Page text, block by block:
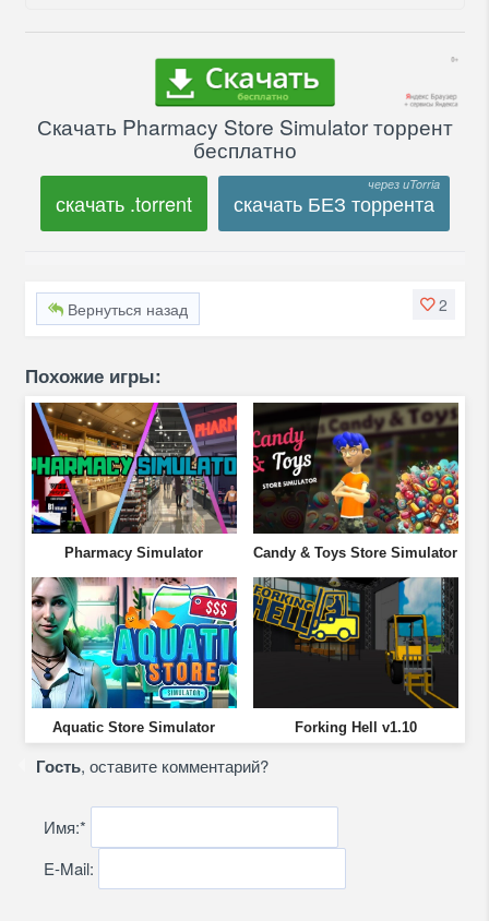
Скачать Pharmacy Store Simulator торрент
бесплатно
скачать .torrent скачать БЕЗ торрента
2
Вернуться назад
Похожие игры:
Pharmacy Simulator Candy & Toys Store Simulator
Aquatic Store Simulator Forking Hell v1.10
Гость, оставите комментарий?
Имя:*
E-Mail: